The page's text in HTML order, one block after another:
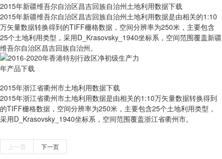
2015年新疆维吾尔自治区昌吉回族自治州土地利用数据下载
2015年新疆维吾尔自治区昌吉回族自治州土地利用数据是由相关的1:10
万矢量数据转换得到的TIFF栅格数据，空间分辨率为250米，主要包含
25个土地利用类型，采用D_Krasovsky_1940坐标系，空间范围覆盖新疆
维吾尔自治区昌吉回族自治州。
2015年浙江省衢州市土地利用数据下载
2015年浙江省衢州市土地利用数据是由相关的1:10万矢量数据转换得到
的TIFF栅格数据，空间分辨率为250米，主要包含25个土地利用类型，
采用D_Krasovsky_1940坐标系，空间范围覆盖浙江省衢州市。
上一页 下一页